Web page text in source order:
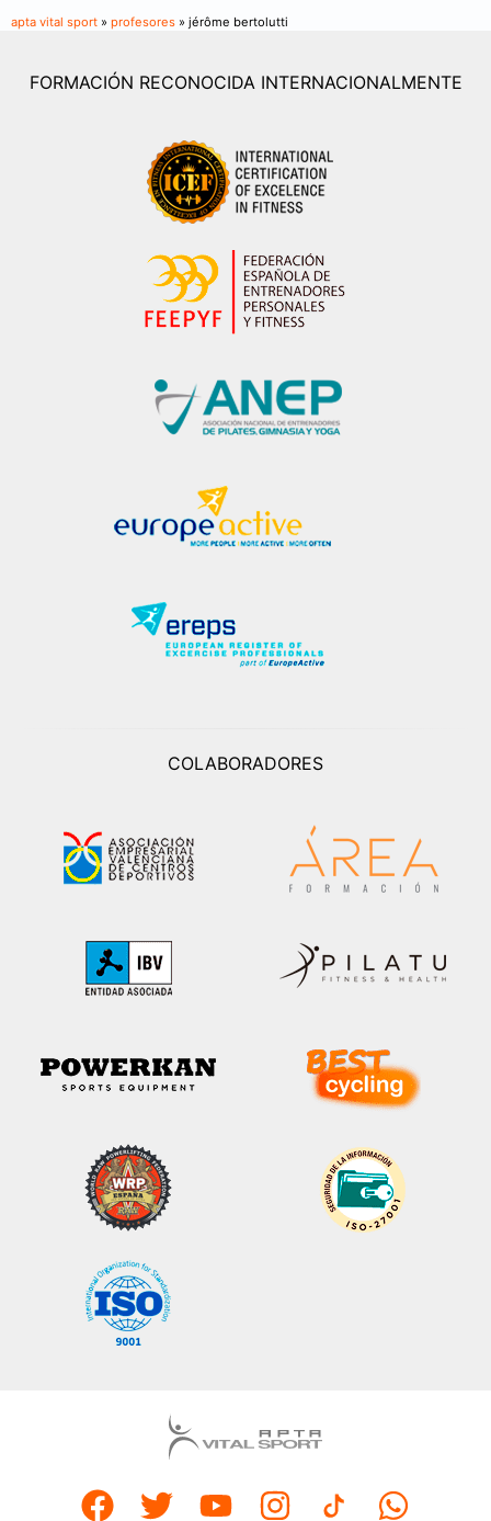
apta vital sport » profesores » jérôme bertolutti
FORMACIÓN RECONOCIDA INTERNACIONALMENTE
COLABORADORES